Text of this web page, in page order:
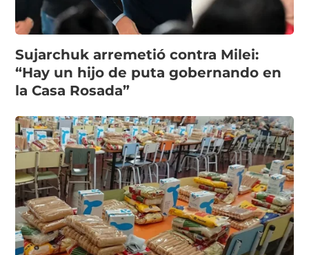
Sujarchuk arremetió contra Milei:
“Hay un hijo de puta gobernando en
la Casa Rosada”